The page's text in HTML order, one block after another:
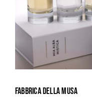
FABBRICA DELLA MUSA